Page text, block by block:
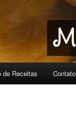
de Receitas Contato